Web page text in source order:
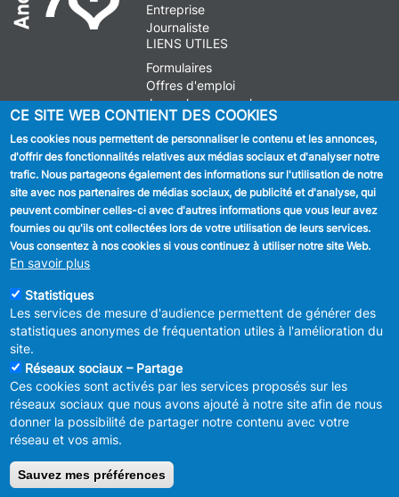
Entreprise
Journaliste
LIENS UTILES
Formulaires
Offres d'emploi
Journal communal
Stationnement
SUIVEZ NOUS
Facebook
Linkedin
MENU
FOOTER
LEGAL
Déclaration de confidentialité
Déclaration d'accessibilité
modération des réseaux sociaux
CE SITE WEB CONTIENT DES COOKIES
Les cookies nous permettent de personnaliser le contenu et les annonces,
d'offrir des fonctionnalités relatives aux médias sociaux et d'analyser notre
trafic. Nous partageons également des informations sur l'utilisation de notre
site avec nos partenaires de médias sociaux, de publicité et d'analyse, qui
peuvent combiner celles-ci avec d'autres informations que vous leur avez
fournies ou qu'ils ont collectées lors de votre utilisation de leurs services.
Vous consentez à nos cookies si vous continuez à utiliser notre site Web.
En savoir plus
Statistiques
Les services de mesure d'audience permettent de générer des
statistiques anonymes de fréquentation utiles à l'amélioration du
site.
Réseaux sociaux – Partage
Ces cookies sont activés par les services proposés sur les
réseaux sociaux que nous avons ajouté à notre site afin de nous
donner la possibilité de partager notre contenu avec votre
réseau et vos amis.
Sauvez mes préférences